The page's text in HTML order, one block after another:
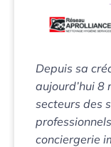
Depuis sa
aujourd’hui 8
secteurs des
conciergerie